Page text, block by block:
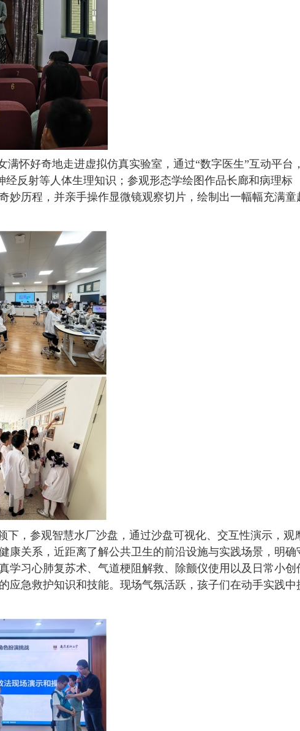
怀好奇地走进虚拟仿真实验室，通过“数字医生”互动平台
经反射等人体生理知识；参观形态学绘图作品长廊和病理标
妙历程，并亲手操作显微镜观察切片，绘制出一幅幅充满童
，参观智慧水厂沙盘，通过沙盘可视化、交互性演示，观
康关系，近距离了解公共卫生的前沿设施与实践场景，明确
学习心肺复苏术、气道梗阻解救、除颤仪使用以及日常小创
应急救护知识和技能。现场气氛活跃，孩子们在动手实践中